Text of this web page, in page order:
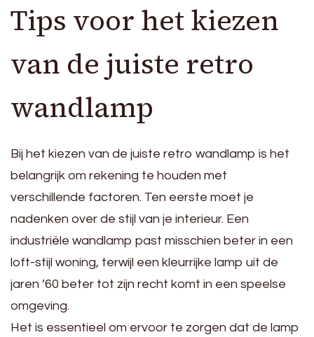
Tips voor het kiezen
van de juiste retro
wandlamp
Bij het kiezen van de juiste retro wandlamp is het
belangrijk om rekening te houden met
verschillende factoren. Ten eerste moet je
nadenken over de stijl van je interieur. Een
industriële wandlamp past misschien beter in een
loft-stijl woning, terwijl een kleurrijke lamp uit de
jaren ’60 beter tot zijn recht komt in een speelse
omgeving.
Het is essentieel om ervoor te zorgen dat de lamp